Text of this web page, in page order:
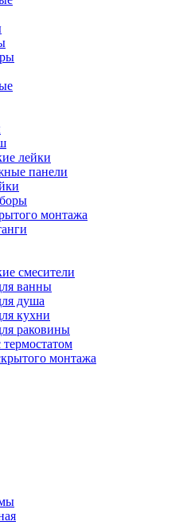
лейки
панели
монтажа
смесители
ванны
душа
кухни
раковины
монтажа